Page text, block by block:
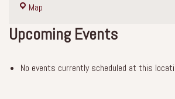
Map
Upcoming Events
No events currently scheduled at this